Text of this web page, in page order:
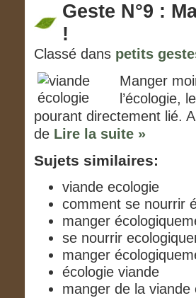
Geste N°9 :
!
Classé dans petits
Manger
l’écologie,
pourant directement lié.
de Lire la suite »
Sujets similaires:
viande ecologie
comment se nourrir
manger
se nourrir
manger
écologie viande
manger de la viande